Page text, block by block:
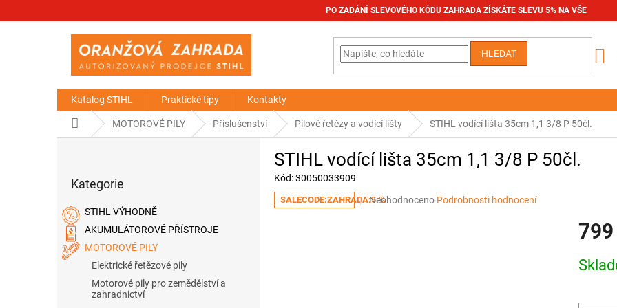
PO ZADÁNÍ SLEVOVÉHO KÓDU ZAHRADA ZÍSKÁTE SLEVU 5% NA VŠE
HLEDAT
Katalog STIHL Praktické tipy Kontakty
Domů MOTOROVÉ PILY Příslušenství Pilové řetězy a vodící lišty STIHL vodící lišta 35cm 1,1 3/8 P 50čl.
a
n
kategorie
Kategorie
STIHL VÝHODNĚ
AKUMULÁTOROVÉ PŘÍSTROJE
MOTOROVÉ PILY
Elektrické řetězové pily
Motorové pily pro zemědělství a
zahradnictví
STIHL vodící lišta 35cm 1,1 3/8 P 50čl.
Kód:30050033909
SALECODE:ZAHRADA:5:%Průměrné
Neohodnoceno Podrobnosti hodnocení
cena: